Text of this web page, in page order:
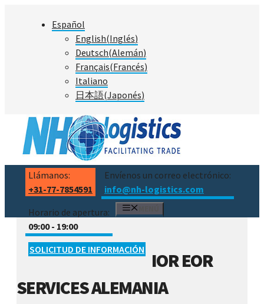
Español
English(Inglés)
Deutsch(Alemán)
Français(Francés)
Italiano
日本語(Japonés)
Llámanos:
+31-77-7854591
Envíenos un correo electrónico:
info@nh-logistics.com
Horario de apertura:
09:00 - 19:00
SOLICITUD DE INFORMACIÓN
IOR EOR
SERVICES ALEMANIA